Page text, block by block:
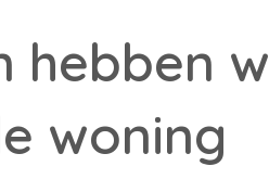
hebben
woning